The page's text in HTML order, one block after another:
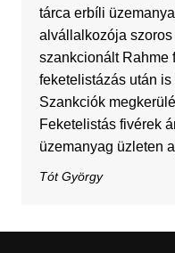
tárca erbíli
alvállalkozója
szankcionált Rahme
feketelistázás után
Szankciók
Feketelistás fivérek
üzemanyag üzleten
Tót György